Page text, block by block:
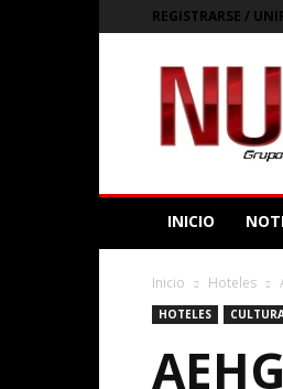
REGISTRARSE /
Bienvenidos
Nubes
Magazine
de
Argentina
INICIO
Inicio Hoteles
HOTELES